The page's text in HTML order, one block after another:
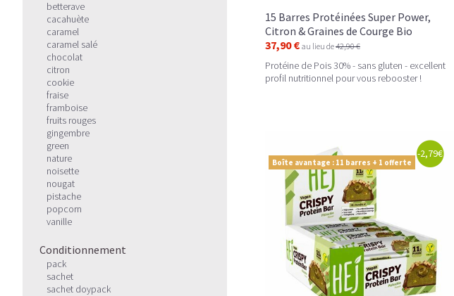
betterave
cacahuète
caramel
caramel salé
chocolat
citron
cookie
fraise
framboise
fruits rouges
gingembre
green
nature
noisette
nougat
pistache
popcorn
vanille
Conditionnement
pack
sachet
sachet doypack
15 Barres Protéinées Super Power,
Citron & Graines de Courge Bio
37,90 € au lieu de42,90 €
Protéine de Pois 30% - sans gluten - excellent
profil nutritionnel pour vous rebooster !
Boîte avantage : 11 barres + 1 offerte
-2,79€